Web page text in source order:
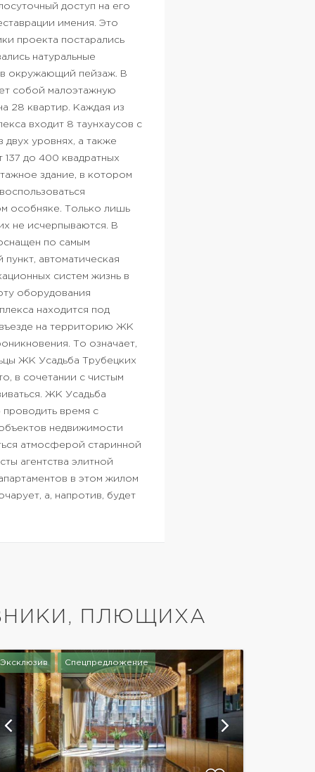
доступ на его
имения. Это
проекта постарались
натуральные
в окружающий пейзаж.
В
собой малоэтажную
28 квартир. Каждая из
входит 8 таунхаусов с
уровнях, а также
до 400 квадратных
здание, в котором
особняке.
Только лишь
не исчерпываются. В
по самым
автоматическая
систем жизнь в
оборудования
находится под
на территорию ЖК
То означает,
ЖК Усадьба Трубецких
в сочетании с чистым
ЖК Усадьба
время с
недвижимости
атмосферой старинной
агентства элитной
в этом жилом
а, напротив, будет
ПЛЮЩИХА
Эксклюзив Спецпредложение